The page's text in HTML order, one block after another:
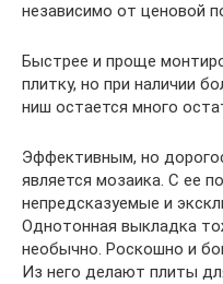
независимо от ценовой
Быстрее и проще
плитку, но при наличии
ниш остается много
Эффективным, но
является мозаика. С ее
непредсказуемые и
Однотонная выкладка
необычно. Роскошно и
Из него делают плиты